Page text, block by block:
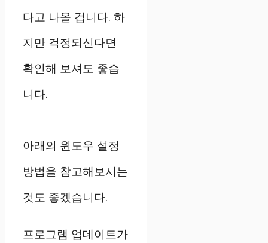
다고 나올 겁니다. 하
지만 걱정되신다면
확인해 보셔도 좋습
니다.
아래의 윈도우 설정
방법을 참고해보시는
것도 좋겠습니다.
프로그램 업데이트가